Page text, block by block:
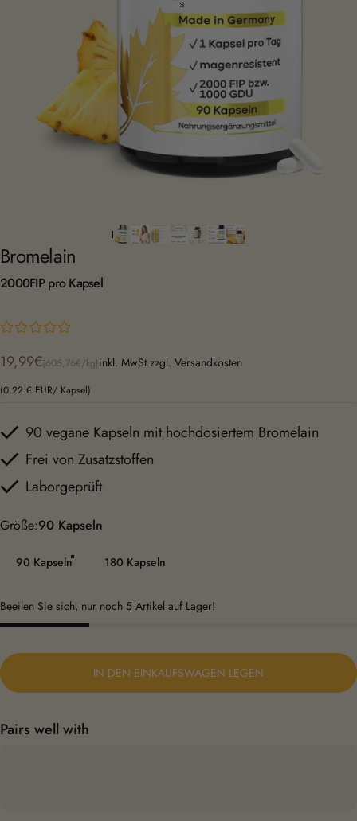
Bromelain
2000FIP pro Kapsel
¤¤¤¤¤
19,99€
Grundpreis
(605,76€/
pro kg)inkl. MwSt.zzgl. Versandkosten
(0,22 € EUR/ Kapsel)
90 vegane Kapseln mit hochdosiertem Bromelain
Frei von Zusatzstoffen
Laborgeprüft
Größe
Größe:90 Kapseln
90 Kapseln 180 Kapseln
Beeilen Sie sich, nur noch 5 Artikel auf Lager!
IN DEN EINKAUFSWAGEN LEGEN
Pairs well with